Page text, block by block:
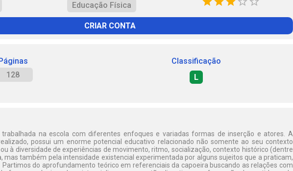
Educação Física
CRIAR CONTA
128
Classificação
L
na escola com diferentes enfoques e variadas formas de inserção e atores. A
possui um enorme potencial educativo relacionado não somente ao seu contexto
à diversidade de experiências de movimento, ritmo, socialização, contexto histórico (dentre
mas também pela intensidade existencial experimentada por alguns sujeitos que a praticam,
do aprofundamento teórico em referenciais da capoeira buscando as relações com